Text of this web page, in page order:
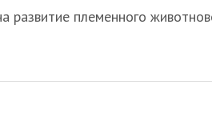
развитие племенного